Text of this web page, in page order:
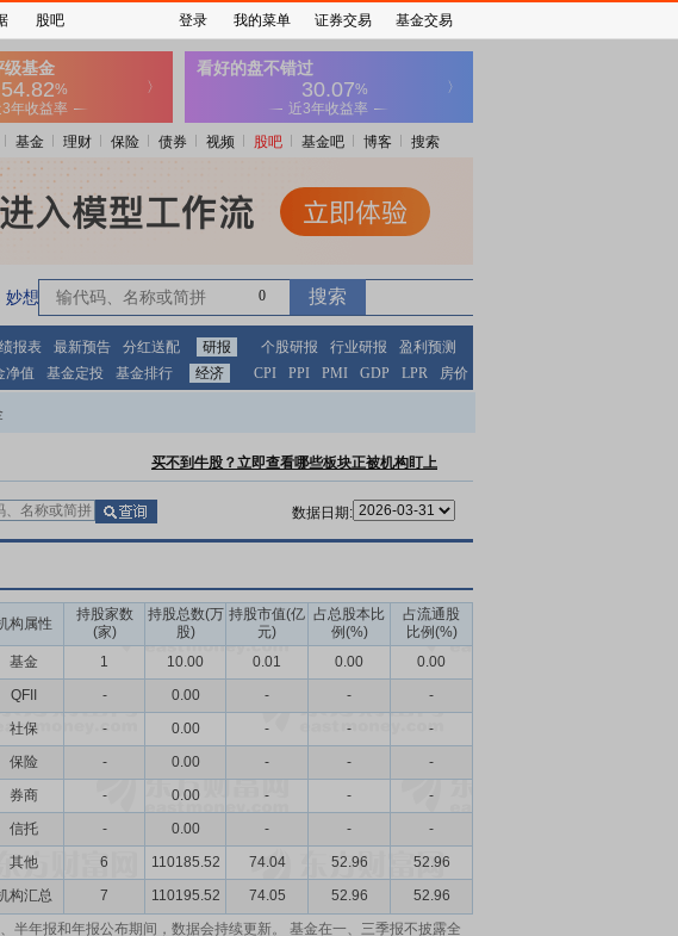
基金 理财 保险 债券 视频 股吧 基金吧 博客 搜索
妙想大模型 0
报表 最新预告 分红送配 研报 个股研报 行业研报
盈利预测
净值 基金定投 基金排行 经济 CPI PPI PMI GDP LPR 房价
买不到牛股？立即查看哪些板块正被机构盯上
数据日期:
构属性
持股家数
(家)
持股总数(万
股)
持股市值(亿
元)
占总股本比
例(%)
占流通股
比例(%)
基金
1 10.00 0.01 0.00
0.00
QFII
- 0.00 - -
-
社保
- 0.00 - -
-
保险
- 0.00 - -
-
券商
- 0.00 - -
-
信托
- 0.00 - -
-
其他
6 110185.52 74.04 52.96
52.96
构汇总
7 110195.52 74.05 52.96
52.96
半年报和年报公布期间，数据会持续更新。 基金在一、三季报不披露全
股吧 登录 我的菜单 证券交易 基金交易